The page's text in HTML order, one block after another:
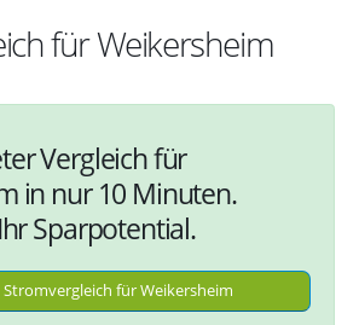
für Weikersheim
Vergleich für
in nur 10 Minuten.
Sparpotential.
für Weikersheim